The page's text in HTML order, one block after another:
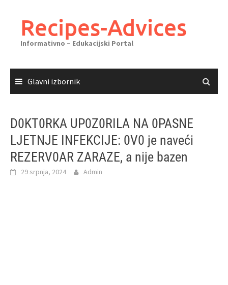
sadržajaRecipes-Advices
Informativno – Edukacijski Portal
Glavni izbornik
D0KT0RKA UP0Z0RILA NA 0PASNE
LJETNJE INFEKCIJE: 0V0 je naveći
REZERV0AR ZARAZE, a nije bazen
29 srpnja, 2024 Admin